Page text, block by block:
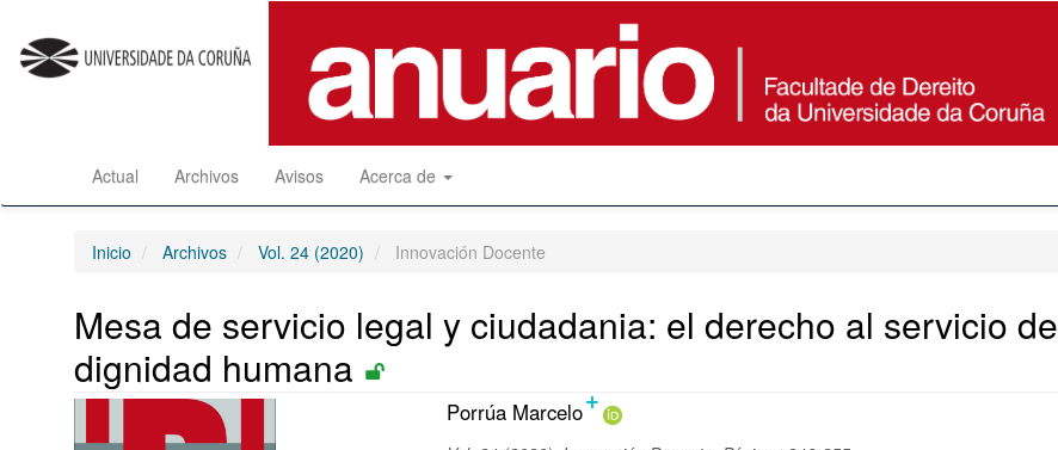
rápido
contenido
Navegación
principal
principal
Actual Archivos Avisos Acerca de
Inicio Archivos Vol. 24 (2020) Innovación Docente
Mesa de servicio legal y ciudadania: el derecho al servicio de
dignidad humana
Contenido
Porrúa Marcelo+